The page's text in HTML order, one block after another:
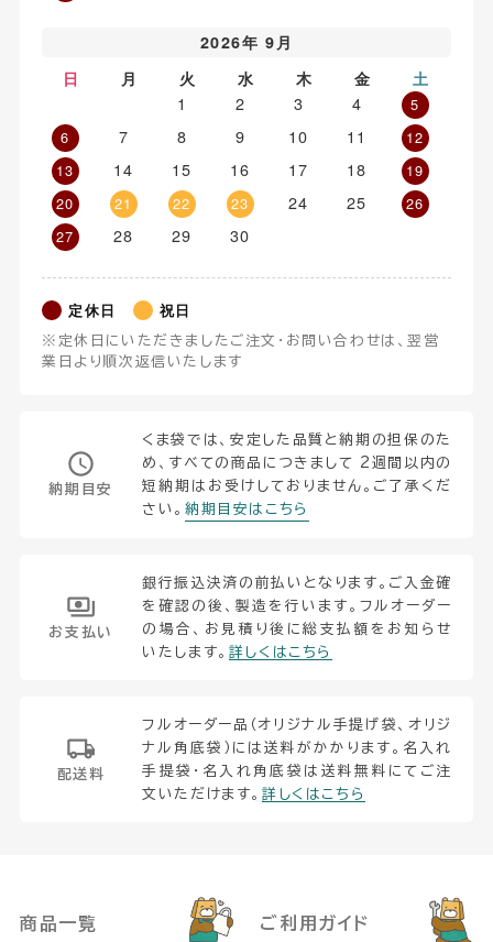
2026年 9月
日
月 火 水 木 金 土
1 2 3 4
5
6
7 8 9 10 11
12
13
14 15 16 17 18
19
20
21 22 23 24 25
26
27
28 29 30
定休日 祝日
※定休日にいただきましたご注文・お問い合わせは、翌営
業日より順次返信いたします
納期目安
くま袋では、安定した品質と納期の担保のた
め、すべての商品につきまして 2週間以内の
短納期はお受けしておりません。ご了承くだ
さい。納期目安はこちら
お支払い
銀行振込決済の前払いとなります。ご入金確
を確認の後、製造を行います。フルオーダー
の場合、お見積り後に総支払額をお知らせ
いたします。 詳しくはこちら
配送料
フルオーダー品（オリジナル手提げ袋、オリジ
ナル角底袋）には送料がかかります。名入れ
手提袋・名入れ角底袋は送料無料にてご注
文いただけます。詳しくはこちら
商品一覧 ご利用ガイド